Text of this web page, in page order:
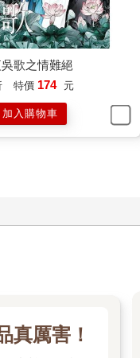
而青鱗出乎意料的舉
不由得一鬆。
是伸進他胸口的那條
虹胸口噴湧出來，濺
力追趕，甚至連站立
心臟生生撕裂的感覺
眉頭。
的心臟出來。青鱗根
覺，心中充滿了無法
太淵目光複雜地看著
因為皇兄不巧生為純
歌之情難絕
特價 174 元
加入購物車
真厲害！